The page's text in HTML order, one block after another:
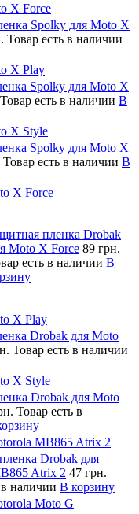
X Force
Spolky для Moto X
Товар есть в наличии
X Play
Spolky для Moto X
Товар есть в наличии В
X Style
Spolky для Moto X
Товар есть в наличии В
X Force
пленка Drobak
Moto X Force 89 грн.
есть в наличии В
X Play
Drobak для Moto
Товар есть в наличии
X Style
Drobak для Moto
Товар есть в
MB865 Atrix 2
Drobak для
Atrix 2 47 грн.
наличии В корзину
Moto G